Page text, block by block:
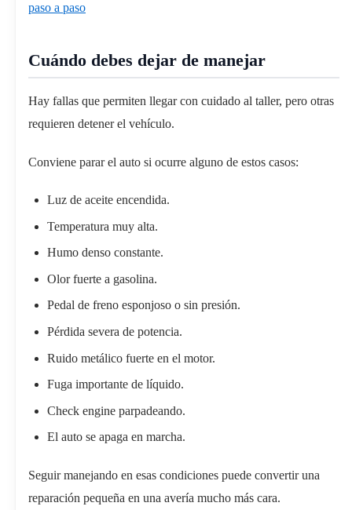
paso a paso
Cuándo debes dejar de manejar
Hay fallas que permiten llegar con cuidado al taller, pero otras
requieren detener el vehículo.
Conviene parar el auto si ocurre alguno de estos casos:
Luz de aceite encendida.
Temperatura muy alta.
Humo denso constante.
Olor fuerte a gasolina.
Pedal de freno esponjoso o sin presión.
Pérdida severa de potencia.
Ruido metálico fuerte en el motor.
Fuga importante de líquido.
Check engine parpadeando.
El auto se apaga en marcha.
Seguir manejando en esas condiciones puede convertir una
reparación pequeña en una avería mucho más cara.